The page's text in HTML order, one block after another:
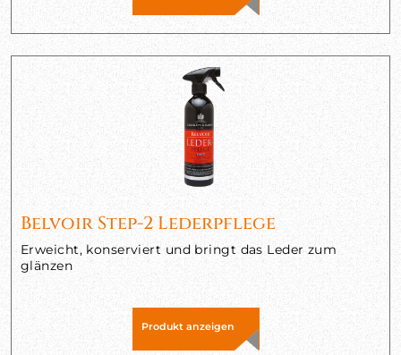
Belvoir Step-2 Lederpflege
Erweicht, konserviert und bringt das Leder zum
glänzen
Produkt anzeigen